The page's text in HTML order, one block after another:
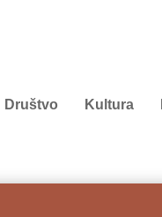
Društvo Kultura